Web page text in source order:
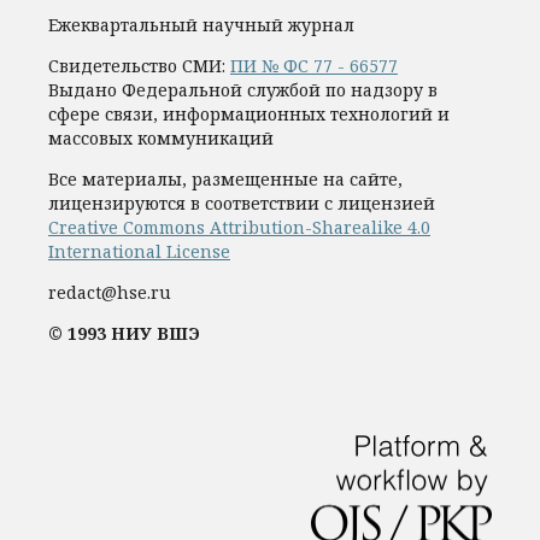
Ежеквартальный научный журнал
Свидетельство СМИ: ПИ № ФС 77 - 66577
Выдано Федеральной службой по надзору в
сфере связи, информационных технологий и
массовых коммуникаций
Все материалы, размещенные на сайте,
лицензируются в соответствии с лицензией
Creative Commons Attribution-Sharealike 4.0
International License
redact@hse.ru
© 1993 НИУ ВШЭ